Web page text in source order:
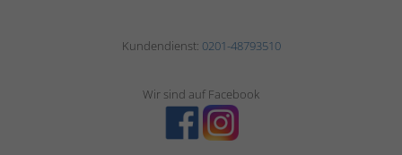
Kundendienst: 0201-48793510
Wir sind auf Facebook